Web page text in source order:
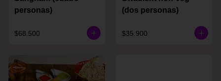
personas)
$68.500
(dos personas)
$35.900